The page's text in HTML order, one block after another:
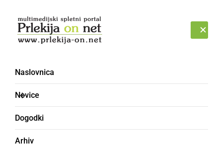
Naslovnica
Novice
Dogodki
Arhiv
Junge Chöre München